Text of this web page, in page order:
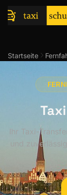
Startseite
Ihr Taxi-
und